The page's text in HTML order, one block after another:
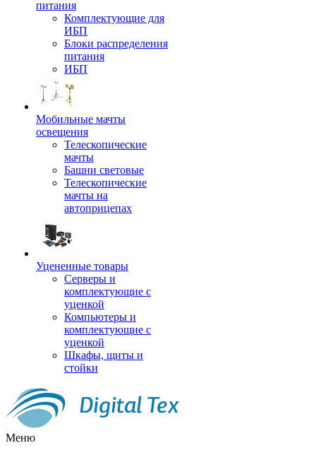
питания
Комплектующие для
ИБП
Блоки распределения
питания
ИБП
Мобильные мачты
освещения
Телескопические
мачты
Башни световые
Телескопические
мачты на
автоприцепах
Уцененные товары
Серверы и
комплектующие с
уценкой
Компьютеры и
комплектующие с
уценкой
Шкафы, щиты и
стойки
Меню